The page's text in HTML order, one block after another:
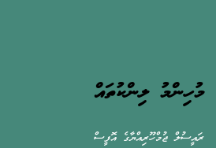
މުހިންމު ލިންކުތައް
ރައީސުލް ޖުމްހޫރިއްޔާގެ އޮފީސް